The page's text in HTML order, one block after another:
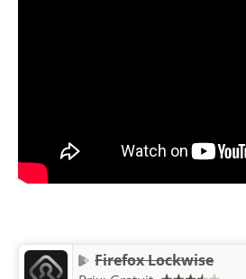
Firefox Lockwise